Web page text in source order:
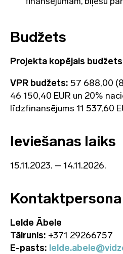
Budžets
Projekta kopējais
VPR budžets: 57 688,00
46 150,40 EUR un 20%
līdzfinansējums 11 537,60
Ieviešanas laiks
15.11.2023. – 14.11.2026.
Kontaktpersona
Lelde Ābele
Tālrunis: +371 29266757
E-pasts: